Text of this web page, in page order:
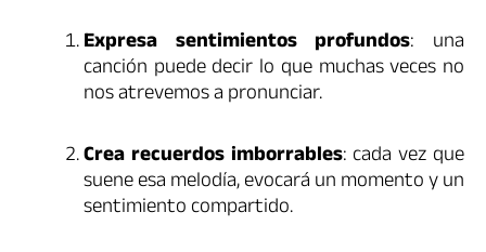
Expresa sentimientos profundos: una
canción puede decir lo que muchas veces no
nos atrevemos a pronunciar.
Crea recuerdos imborrables: cada vez que
suene esa melodía, evocará un momento y un
sentimiento compartido.